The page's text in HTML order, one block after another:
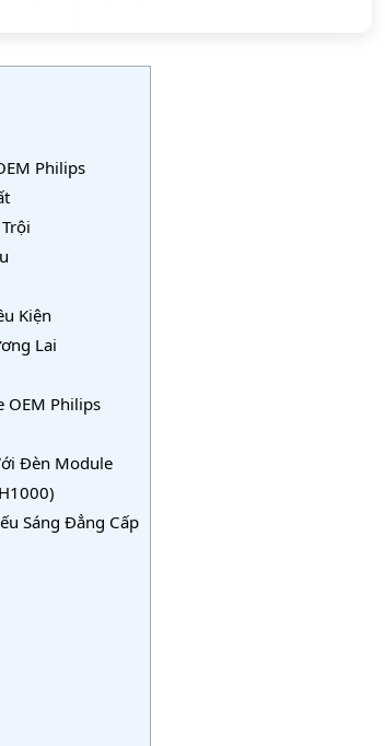
Philips
Kiện
Lai
OEM Philips
Đèn Module
Sáng Đẳng Cấp